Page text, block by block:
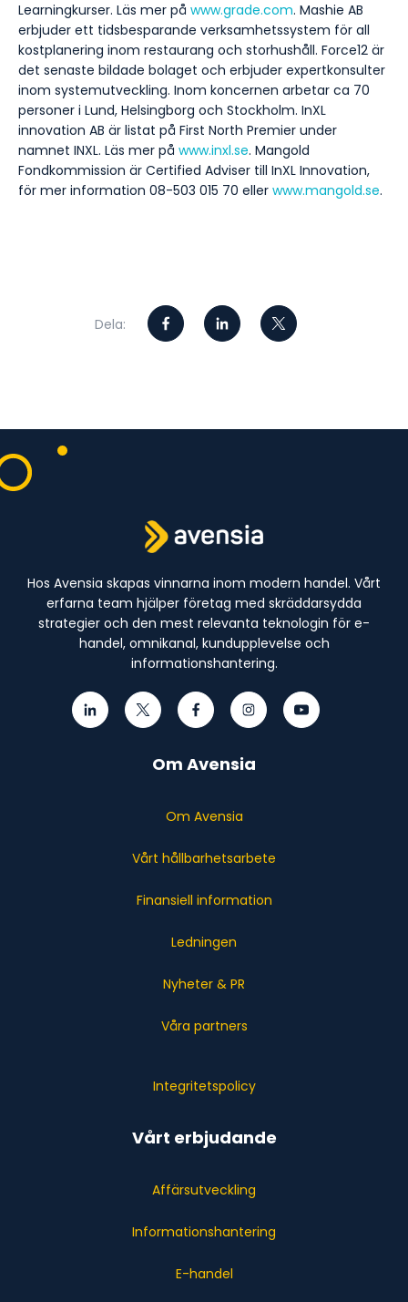
Learningkurser. Läs mer på www.grade.com. Mashie AB
erbjuder ett tidsbesparande verksamhetssystem för all
kostplanering inom restaurang och storhushåll. Force12 är
det senaste bildade bolaget och erbjuder expertkonsulter
inom systemutveckling. Inom koncernen arbetar ca 70
personer i Lund, Helsingborg och Stockholm. InXL
innovation AB är listat på First North Premier under
namnet INXL. Läs mer på www.inxl.se. Mangold
Fondkommission är Certified Adviser till InXL Innovation,
för mer information 08-503 015 70 eller www.mangold.se.
Dela:
Hos Avensia skapas vinnarna inom modern handel. Vårt
erfarna team hjälper företag med skräddarsydda
strategier och den mest relevanta teknologin för e-
handel, omnikanal, kundupplevelse och
informationshantering.
Om Avensia
Om Avensia
Vårt hållbarhetsarbete
Finansiell information
Ledningen
Nyheter & PR
Våra partners
Integritetspolicy
Vårt erbjudande
Affärsutveckling
Informationshantering
E-handel